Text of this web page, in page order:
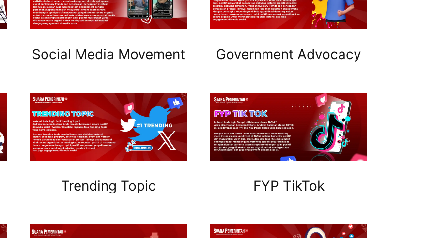
Social Media Movement
Trending Topic
Government Advocacy
FYP TikTok